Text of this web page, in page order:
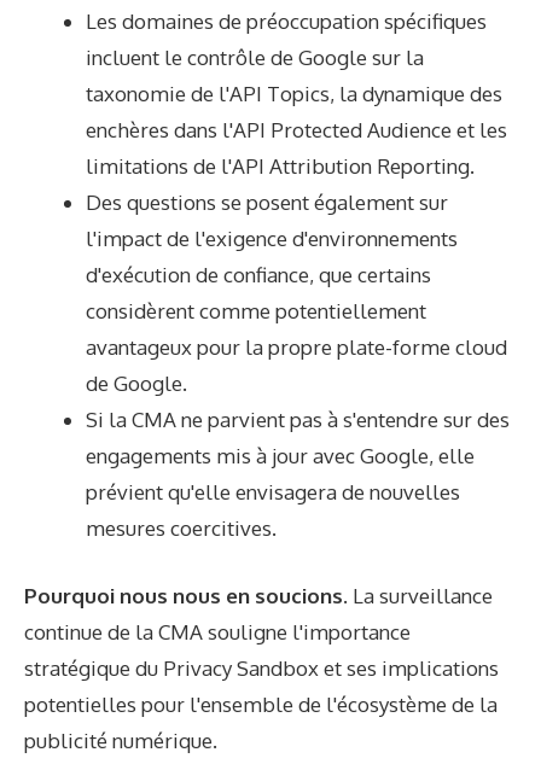
Les domaines de préoccupation spécifiques
incluent le contrôle de Google sur la
taxonomie de l'API Topics, la dynamique des
enchères dans l'API Protected Audience et les
limitations de l'API Attribution Reporting.
Des questions se posent également sur
l'impact de l'exigence d'environnements
d'exécution de confiance, que certains
considèrent comme potentiellement
avantageux pour la propre plate-forme cloud
de Google.
Si la CMA ne parvient pas à s'entendre sur des
engagements mis à jour avec Google, elle
prévient qu'elle envisagera de nouvelles
mesures coercitives.
Pourquoi nous nous en soucions. La surveillance
continue de la CMA souligne l'importance
stratégique du Privacy Sandbox et ses implications
potentielles pour l'ensemble de l'écosystème de la
publicité numérique.